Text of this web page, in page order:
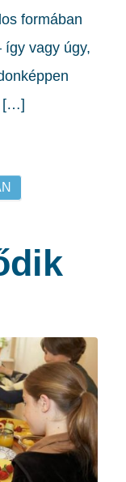
formában
így vagy úgy,
[…]